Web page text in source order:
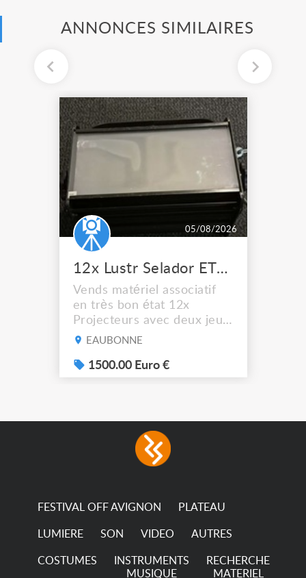
ANNONCES SIMILAIRES
05/08/2026
12x Lustr Selador ETC Led 7x colors filtres
Vends matériel associatif
en très bon état 12x
Projecteurs avec deux jeux
de filtre filtre Lustr Selador
system – seven colour
LEDs providing the
with low power
consumption The
EAUBONNE
1500.00 Euro €
FESTIVAL OFF AVIGNON PLATEAU
LUMIERE SON VIDEO AUTRES
COSTUMES
INSTRUMENTS
MUSIQUE
RECHERCHE
MATERIEL